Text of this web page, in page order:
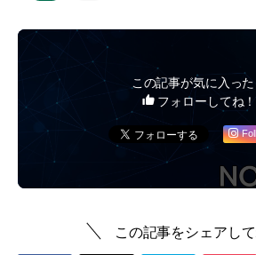
この記事が気に入った
フォローしてね！
この記事をシェアして